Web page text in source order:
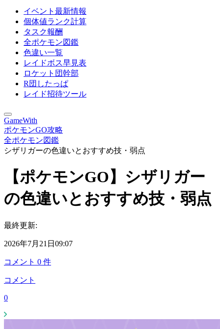
イベント最新情報
個体値ランク計算
タスク報酬
全ポケモン図鑑
色違い一覧
レイドボス早見表
ロケット団幹部
R団したっぱ
レイド招待ツール
GameWith
ポケモンGO攻略
全ポケモン図鑑
シザリガーの色違いとおすすめ技・弱点
【ポケモンGO】シザリガー
の色違いとおすすめ技・弱点
最終更新:
2026年7月21日09:07
コメント 0 件
コメント
0